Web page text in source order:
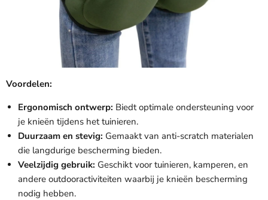
Voordelen:
Ergonomisch ontwerp: Biedt optimale ondersteuning voor
je knieën tijdens het tuinieren.
Duurzaam en stevig: Gemaakt van anti-scratch materialen
die langdurige bescherming bieden.
Veelzijdig gebruik: Geschikt voor tuinieren, kamperen, en
andere outdooractiviteiten waarbij je knieën bescherming
nodig hebben.